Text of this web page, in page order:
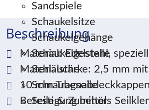
Sandspiele
Schaukelsitze
Schaukelgehänge
Schaukelgestelle
Schläuche
Schraubenabdeckkappen
Seile & Zubehör
Beschreibung
Material: Edelstahl,
Materialstärke: 2,5 mm
10 mm Tragseile
Befestigung mittels